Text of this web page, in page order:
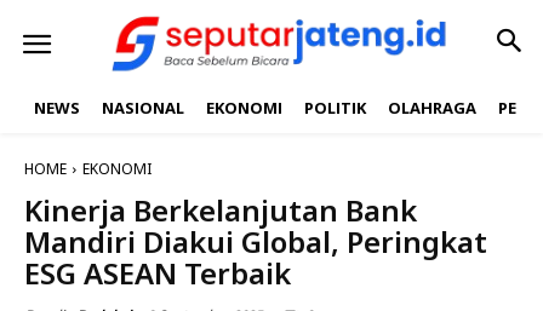
NEWS NASIONAL EKONOMI POLITIK OLAHRAGA
HOME EKONOMI
Kinerja Berkelanjutan Bank
Mandiri Diakui Global, Peringkat
ESG ASEAN Terbaik